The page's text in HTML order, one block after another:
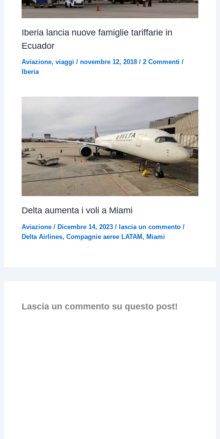
Iberia lancia nuove famiglie tariffarie in
Ecuador
Aviazione,viaggi /novembre 12, 2018/2 Commenti /
Iberia
Delta aumenta i voli a Miami
Aviazione /Dicembre 14, 2023/lascia un commento /
Delta Airlines,Compagnie aeree LATAM,Miami
Lascia un commento su questo post!